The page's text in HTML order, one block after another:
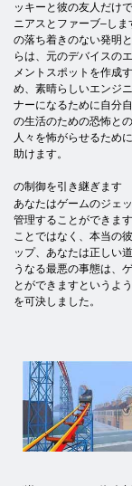
ッキーと彼の友人だけ
ニアスとファーブ–しま
の落ち着きのない発明
らは、元のデバイスの
メントスポットを作成
め、素晴らしいエンジ
ナーになるために自分
の生活のための恐怖と
人々を怖がらせるため
助けます。
の制御を引き継ぎます
あなたはゲームのジェ
管理することができま
ことではなく、本当の
ップ、あなたは正しい
うなる最悪の事態は、
とができますというよ
を可決しました。